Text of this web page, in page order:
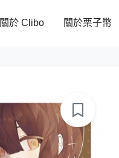
關於 Clibo 關於栗子幣